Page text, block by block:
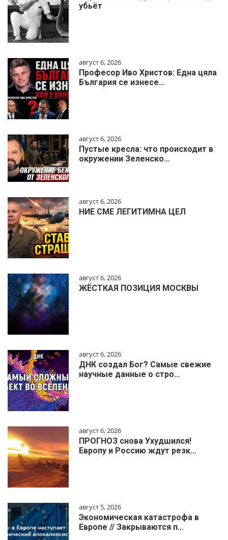
убьёт
август 6, 2026
Професор Иво Христов: Една цяла
България се изнесе…
август 6, 2026
Пустые кресла: что происходит в
окружении Зеленско…
август 6, 2026
НИЕ СМЕ ЛЕГИТИМНА ЦЕЛ
август 6, 2026
ЖЁСТКАЯ ПОЗИЦИЯ МОСКВЫ
август 6, 2026
ДНК создал Бог? Самые свежие
научные данные о стро…
август 6, 2026
ПРОГНОЗ снова Ухудшился!
Европу и Россию ждут резк…
август 5, 2026
Экономическая катастрофа в
Европе // Закрываются п…